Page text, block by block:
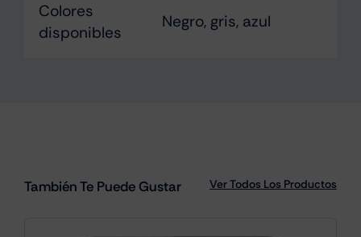
Colores
disponibles
Negro, gris, azul
También Te Puede Gustar Ver Todos Los Productos